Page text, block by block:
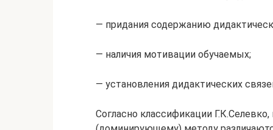
— придания содержанию
— наличия мотивации обучаемых;
— установления дидактических
Согласно классификации